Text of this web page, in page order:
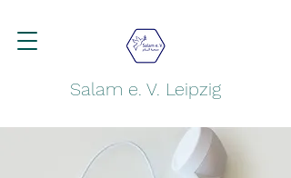
Salam e. V. Leipzig